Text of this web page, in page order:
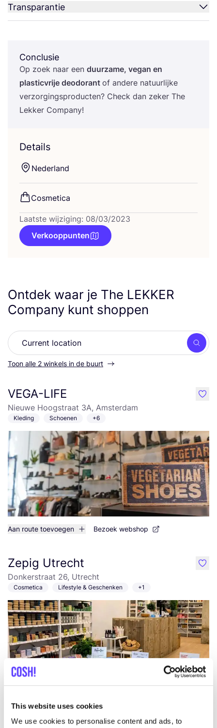
This website uses cookies
We use cookies to personalise content and ads, to
Transparantie
Conclusie
Op zoek naar een duur­za­me, vegan en
plas­tic­vrije deo­do­rant of ande­re natuur­lij­ke
ver­zor­gings­pro­duc­ten? Check dan zeker The
Lek­ker Company!
Details
Neder­land
Cos­me­ti­ca
Laatste wijziging: 08/03/2023
Verkooppunten
Ontdek waar je The LEKKER
Company kunt shoppen
Zoek
Toon alle 2 winkels in de buurt
VEGA-LIFE
Nieuwe Hoogstraat 3A, Amsterdam
Kleding Schoenen +6
Aan route toevoegen Bezoek webshop
like
Zepig Utrecht
Donkerstraat 26, Utrecht
Cosmetica Lifestyle & Geschenken +1
like